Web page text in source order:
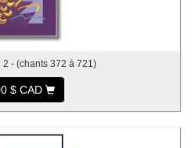
2 - (chants 372 à 721)
$ CAD